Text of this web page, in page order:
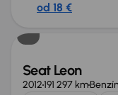
od 18 €
Seat Leon
2012191 297 kmBenzín